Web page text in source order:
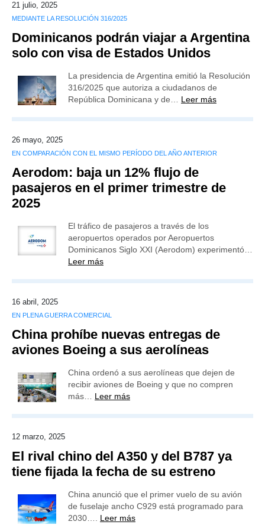
21 julio, 2025
MEDIANTE LA RESOLUCIÓN 316/2025
Dominicanos podrán viajar a Argentina
solo con visa de Estados Unidos
La presidencia de Argentina emitió la Resolución
316/2025 que autoriza a ciudadanos de
República Dominicana y de… Leer más
26 mayo, 2025
EN COMPARACIÓN CON EL MISMO PERÍODO DEL AÑO ANTERIOR
Aerodom: baja un 12% flujo de
pasajeros en el primer trimestre de
2025
El tráfico de pasajeros a través de los
aeropuertos operados por Aeropuertos
Dominicanos Siglo XXI (Aerodom) experimentó…
Leer más
16 abril, 2025
EN PLENA GUERRA COMERCIAL
China prohíbe nuevas entregas de
aviones Boeing a sus aerolíneas
China ordenó a sus aerolíneas que dejen de
recibir aviones de Boeing y que no compren
más… Leer más
12 marzo, 2025
El rival chino del A350 y del B787 ya
tiene fijada la fecha de su estreno
China anunció que el primer vuelo de su avión
de fuselaje ancho C929 está programado para
2030…. Leer más